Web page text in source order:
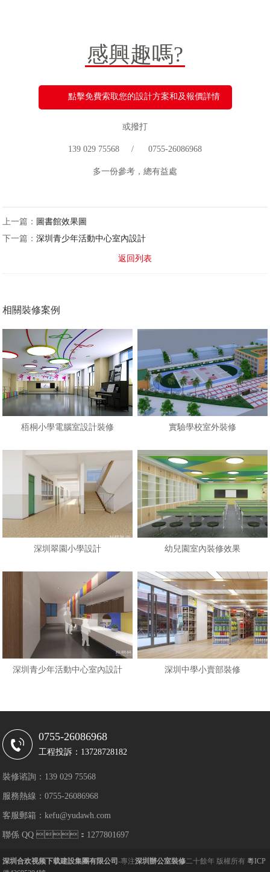
感興趣嗎?
點擊免費索取您的設計方案和及報價詳情
或撥打
139 029 75568 / 0755-26086968
多一份參考，總有益處
上一篇： 圖書館效果圖
下一篇：深圳青少年活動中心室內設計
返回列表
相關裝修案例
梧桐小學電腦室設計裝修 實驗學校室外裝修
深圳翠園小學設計 幼兒園室內裝修效果
深圳青少年活動中心室內設計 深圳中學小賣部裝修
0755-26086968
工程投訴：13728728182
裝修谘詢：139 029 75568
服務熱線：0755-26086968
客服郵箱：kefu@yudawh.com
聯係 QQ ：1277801697
深圳合欢视频下载建設集團有限公司-專注深圳辦公室裝修二十餘年 版權所有粵ICP